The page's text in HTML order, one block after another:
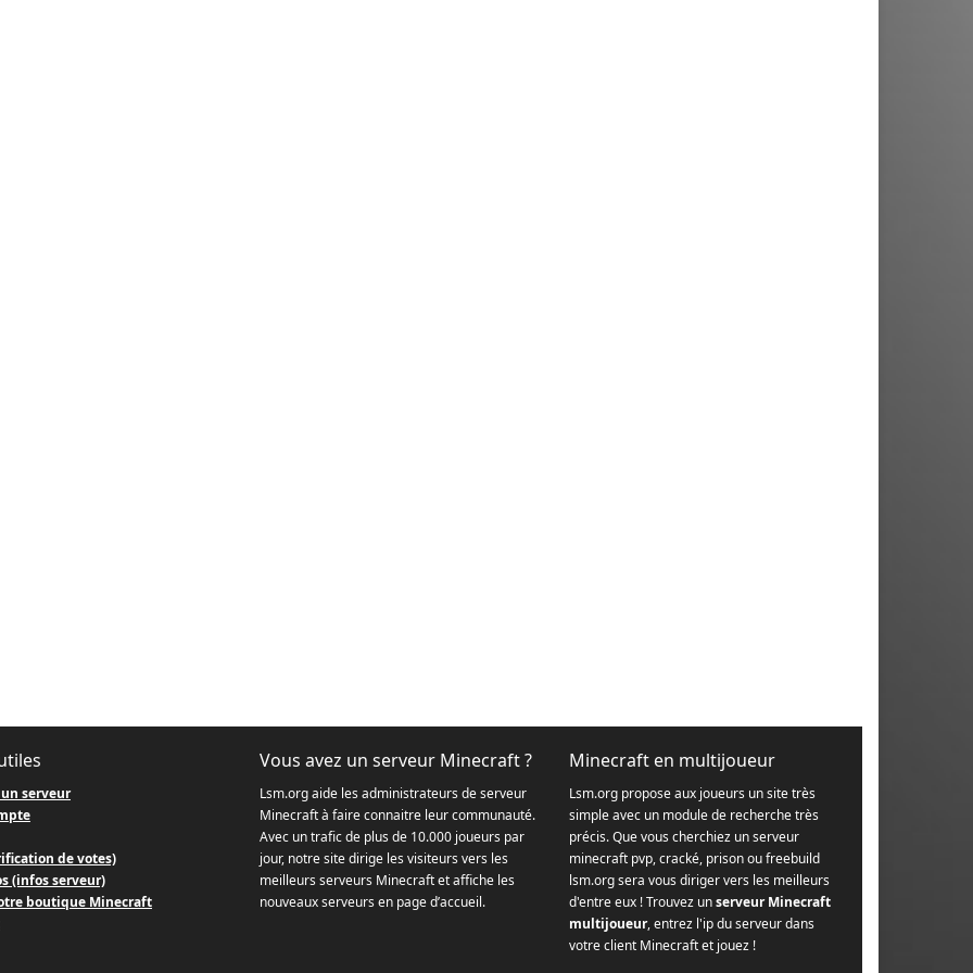
serveur
de votes)
(infos serveur)
boutique Minecraft
Vous avez un serveur Minecraft ?
Lsm.org aide les administrateurs de serveur
Minecraft à faire connaitre leur communauté.
Avec un trafic de plus de 10.000 joueurs par
jour, notre site dirige les visiteurs vers les
meilleurs serveurs Minecraft et affiche les
nouveaux serveurs en page d’accueil.
Minecraft en multijoueur
Lsm.org propose aux joueurs un site très
simple avec un module de recherche très
précis. Que vous cherchiez un serveur
minecraft pvp, cracké, prison ou freebuild
lsm.org sera vous diriger vers les meilleurs
d'entre eux ! Trouvez unserveur Minecraft
multijoueur, entrez l'ip du serveur dans
votre client Minecraft et jouez !